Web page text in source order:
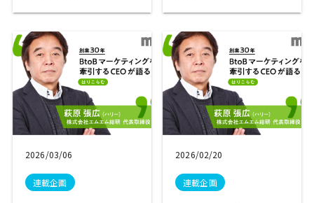
2026/03/06
連載企画
2026/02/20
連載企画